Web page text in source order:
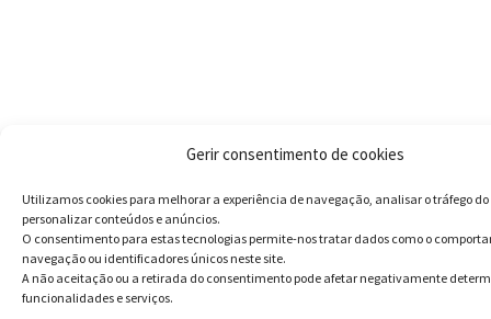
Gerir consentimento de cookies
Utilizamos cookies para melhorar a experiência de navegação, analisar o tráfego do
personalizar conteúdos e anúncios.
O consentimento para estas tecnologias permite-nos tratar dados como o
navegação ou identificadores únicos neste site.
A não aceitação ou a retirada do consentimento pode afetar negativamente
funcionalidades e serviços.